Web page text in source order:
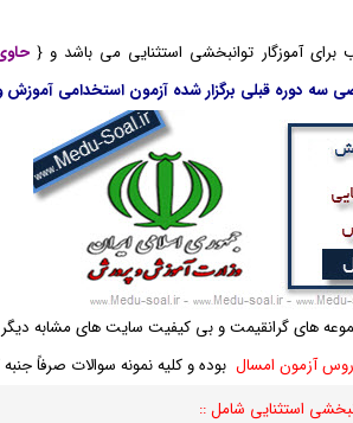
آموزگار توانبخشی استثنایی می باشد و {
سه دوره قبلی برگزار شده آزمون استخدامی آموزش
های گرانقیمت و بی کیفیت سایت های مشابه
آزمون امسال بوده و کلیه نمونه سوالات صرفاً
استثنایی شامل ::